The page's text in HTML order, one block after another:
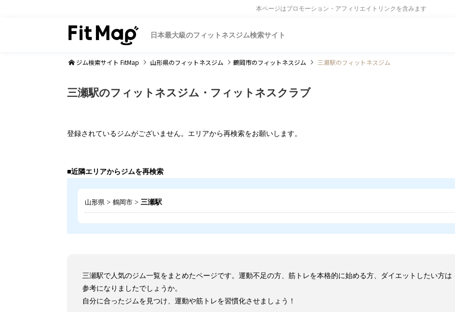
本ページはプロモーション・アフィリエイトリンクを含みます
日本最大級のフィットネスジム検索サイト
ジム検索サイト FitMap 山形県のフィットネスジム 鶴岡市のフィットネスジム 三瀬駅のフィットネスジム
三瀬駅のフィットネスジム・フィットネスクラブ
登録されているジムがございません。エリアから再検索をお願いします。
■近隣エリアからジムを再検索
山形県 > 鶴岡市 > 三瀬駅
三瀬駅で人気のジム一覧をまとめたページです。運動不足の方、筋トレを本格的に始める方、ダイエットしたい方は
参考になりましたでしょうか。
自分に合ったジムを見つけ、運動や筋トレを習慣化させましょう！